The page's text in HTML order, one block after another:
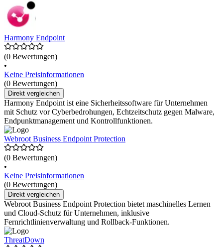
Harmony Endpoint
(0 Bewertungen)
•
Keine Preisinformationen
(0 Bewertungen)
Direkt vergleichen
Harmony Endpoint ist eine Sicherheitssoftware für Unternehmen
mit Schutz vor Cyberbedrohungen, Echtzeitschutz gegen Malware,
Endpunktmanagement und Kontrollfunktionen.
Webroot Business Endpoint Protection
(0 Bewertungen)
•
Keine Preisinformationen
(0 Bewertungen)
Direkt vergleichen
Webroot Business Endpoint Protection bietet maschinelles Lernen
und Cloud-Schutz für Unternehmen, inklusive
Fernrichtlinienverwaltung und Rollback-Funktionen.
ThreatDown